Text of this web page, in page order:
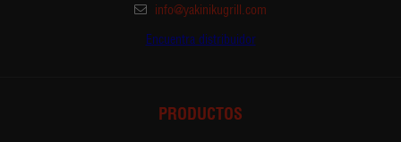
info@yakinikugrill.com
Encuentra distribuidor
PRODUCTOS